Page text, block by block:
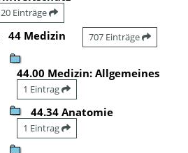
20 Einträge
44 Medizin 707 Einträge
44.00 Medizin: Allgemeines
1 Eintrag
44.34 Anatomie
1 Eintrag